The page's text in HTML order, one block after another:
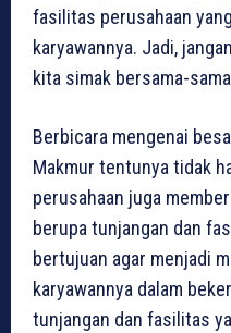
fasilitas perusahaan
karyawannya. Jadi,
kita simak bersama-
Berbicara mengenai
Makmur tentunya tidak
perusahaan juga
berupa tunjangan dan
bertujuan agar menjadi
karyawannya dalam
tunjangan dan fasilitas